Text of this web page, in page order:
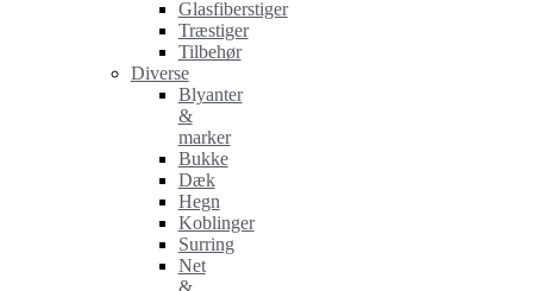
Glasfiberstiger
Træstiger
Tilbehør
Diverse
Blyanter
&
marker
Bukke
Dæk
Hegn
Koblinger
Surring
Net
&